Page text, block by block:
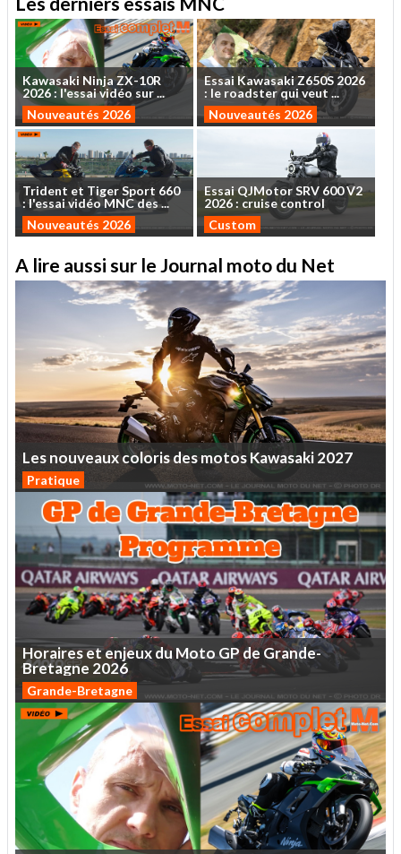
Kawasaki NinjaZX-10R
2026: l'essaividéo sur...
Nouveautés 2026
Essai Kawasaki Z650S 2026
: le roadsterquiveut ...
Nouveautés 2026
Trident et TigerSport 660
: l'essaividéo MNCdes...
Nouveautés 2026
EssaiQJMotorSRV 600V2
2026 : cruise control
Custom
A lire aussi sur le Journal moto du Net
LesnouveauxcolorisdesmotosKawasaki2027
Pratique
HorairesetenjeuxduMotoGPdeGrande-
Bretagne 2026
Grande-Bretagne